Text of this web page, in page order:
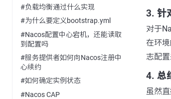
#负载均衡通过什么实现
#为什么要定义bootstrap.yml
#Nacos配置中心宕机，还能读取
到配置吗
#服务提供者如何向Nacos注册中
心续约
#如何确定实例状态
#Nacos CAP
3. 针
对于
在环
志配
4. 总
虽然